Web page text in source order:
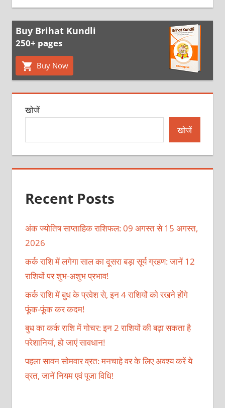
Buy Brihat Kundli
250+ pages
Buy Now
खोजें
खोजें
Recent Posts
अंक ज्योतिष साप्ताहिक राशिफल: 09 अगस्त से 15 अगस्त,
2026
कर्क राशि में लगेगा साल का दूसरा बड़ा सूर्य ग्रहण: जानें 12
राशियों पर शुभ-अशुभ प्रभाव!
कर्क राशि में बुध के प्रवेश से, इन 4 राशियों को रखने होंगे
फूंक-फूंक कर कदम!
बुध का कर्क राशि में गोचर: इन 2 राशियों की बढ़ा सकता है
परेशानियां, हो जाएं सावधान!
पहला सावन सोमवार व्रत: मनचाहे वर के लिए अवश्य करें ये
व्रत, जानें नियम एवं पूजा विधि!